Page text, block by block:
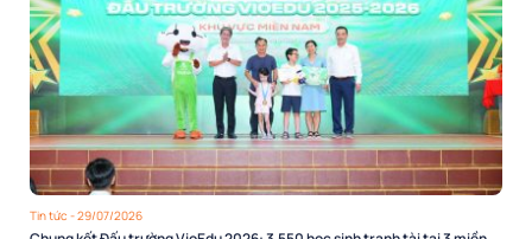
Tin tức - 29/07/2026